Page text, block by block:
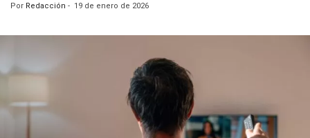
Por Redacción - 19 de enero de 2026